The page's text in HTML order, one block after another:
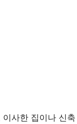
이사한 집이나 신